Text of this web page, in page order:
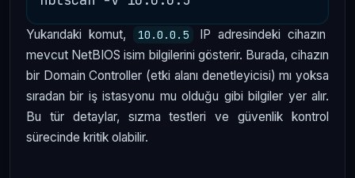
Yukarıdaki komut, 10.0.0.5
IP adresindeki cihazın
mevcut NetBIOS isim bilgilerini gösterir. Burada, cihazın
bir Domain Controller (etki alanı denetleyicisi) mı yoksa
sıradan bir iş istasyonu mu olduğu gibi bilgiler yer alır.
Bu tür detaylar, sızma testleri ve güvenlik kontrol
sürecinde kritik olabilir.